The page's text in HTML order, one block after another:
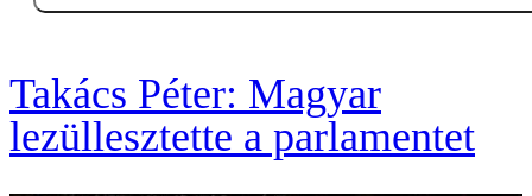
Takács Péter: Magyar
lezüllesztette a parlamentet